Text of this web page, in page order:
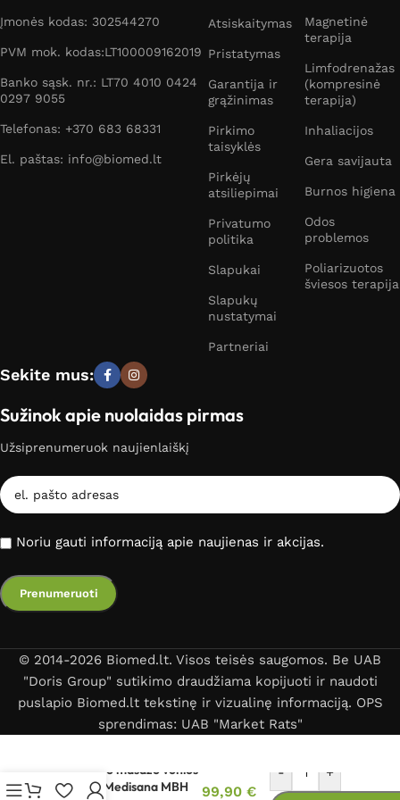
Įmonės kodas: 302544270
PVM mok. kodas:LT100009162019
Banko sąsk. nr.: LT70 4010 0424
0297 9055
Telefonas: +370 683 68331
El. paštas: info@biomed.lt
Atsiskaitymas
Pristatymas
Garantija ir
grąžinimas
Pirkimo
taisyklės
Pirkėjų
atsiliepimai
Privatumo
politika
Slapukai
Slapukų
nustatymai
Partneriai
Magnetinė
terapija
Limfodrenažas
(kompresinė
terapija)
Inhaliacijos
Gera savijauta
Burnos higiena
Odos
problemos
Poliarizuotos
šviesos terapija
Sekite mus:
Sužinok apie nuolaidas pirmas
Užsiprenumeruok naujienlaiškį
Noriu gauti informaciją apie naujienas ir akcijas.
© 2014-2026 Biomed.lt. Visos teisės saugomos. Be UAB
"Doris Group" sutikimo draudžiama kopijuoti ir naudoti
puslapio Biomed.lt tekstinę ir vizualinę informaciją. OPS
sprendimas: UAB "Market Rats"
Burbulinio masažo vonios
kilimėlis Medisana MBH
99,90 €
- +